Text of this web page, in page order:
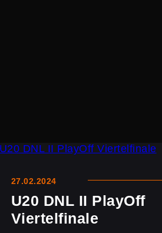
27.02.2024
U20 DNL II PlayOff
Viertelfinale